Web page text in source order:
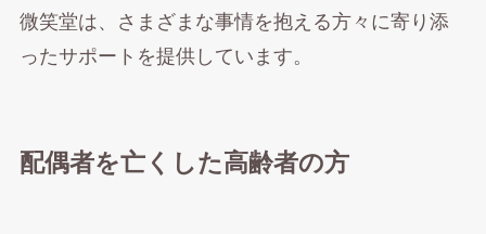
微笑堂は、さまざまな事情を抱える方々に寄り添
ったサポートを提供しています。
配偶者を亡くした高齢者の方